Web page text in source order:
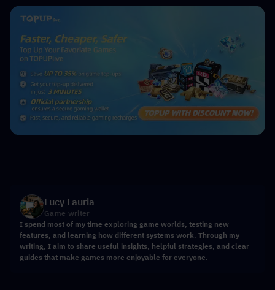
Lucy Lauria
Game writer
I spend most of my time exploring game worlds, testing new
features, and learning how different systems work. Through my
writing, I aim to share useful insights, helpful strategies, and clear
guides that make games more enjoyable for everyone.